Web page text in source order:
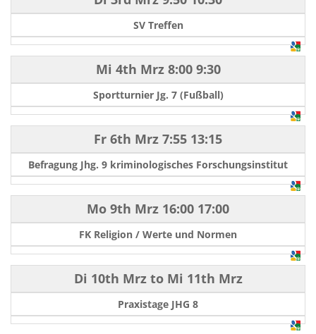
SV Treffen
Mi 4th Mrz8:00 9:30
Sportturnier Jg. 7 (Fußball)
Fr 6th Mrz 7:55 13:15
Befragung Jhg. 9 kriminologisches Forschungsinstitut
Mo 9th Mrz 16:00 17:00
FK Religion / Werte und Normen
Di 10th Mrzto Mi 11th Mrz
Praxistage JHG 8